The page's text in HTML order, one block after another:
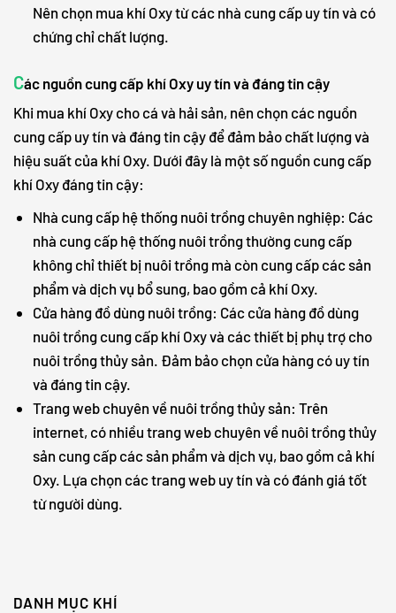
Nên chọn mua khí Oxy từ các nhà cung cấp uy tín và có
chứng chỉ chất lượng.
Các nguồn cung cấp khí Oxy uy tín và đáng tin cậy
Khi mua khí Oxy cho cá và hải sản, nên chọn các nguồn
cung cấp uy tín và đáng tin cậy để đảm bảo chất lượng và
hiệu suất của khí Oxy. Dưới đây là một số nguồn cung cấp
khí Oxy đáng tin cậy:
Nhà cung cấp hệ thống nuôi trồng chuyên nghiệp: Các
nhà cung cấp hệ thống nuôi trồng thường cung cấp
không chỉ thiết bị nuôi trồng mà còn cung cấp các sản
phẩm và dịch vụ bổ sung, bao gồm cả khí Oxy.
Cửa hàng đồ dùng nuôi trồng: Các cửa hàng đồ dùng
nuôi trồng cung cấp khí Oxy và các thiết bị phụ trợ cho
nuôi trồng thủy sản. Đảm bảo chọn cửa hàng có uy tín
và đáng tin cậy.
Trang web chuyên về nuôi trồng thủy sản: Trên
internet, có nhiều trang web chuyên về nuôi trồng thủy
sản cung cấp các sản phẩm và dịch vụ, bao gồm cả khí
Oxy. Lựa chọn các trang web uy tín và có đánh giá tốt
từ người dùng.
DANH MỤC KHÍ